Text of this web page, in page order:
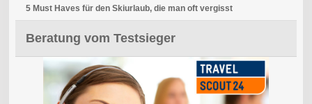
5 Must Haves für den Skiurlaub, die man oft vergisst
Beratung vom Testsieger